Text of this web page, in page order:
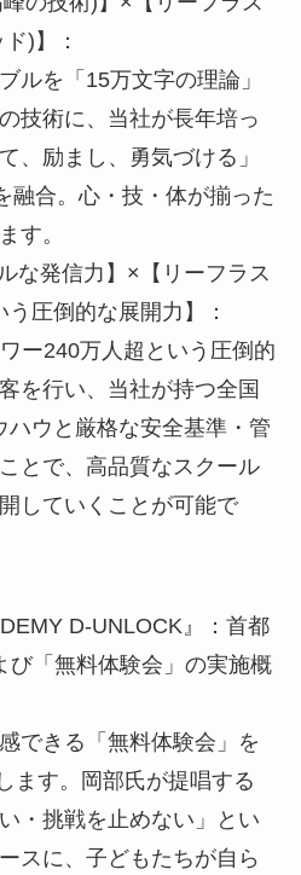
)】：
ルを「15万文字の理論」
技術に、当社が長年培っ
、励まし、勇気づける」
融合。心・技・体が揃った
す。
な発信力】×【リーフラス
圧倒的な展開力】：
ー240万人超という圧倒的
を行い、当社が持つ全国
ウと厳格な安全基準・管
とで、高品質なスクール
していくことが可能で
D-UNLOCK』：首都
び「無料体験会」の実施概
できる「無料体験会」を
ます。岡部氏が提唱する
・挑戦を止めない」とい
スに、子どもたちが自ら